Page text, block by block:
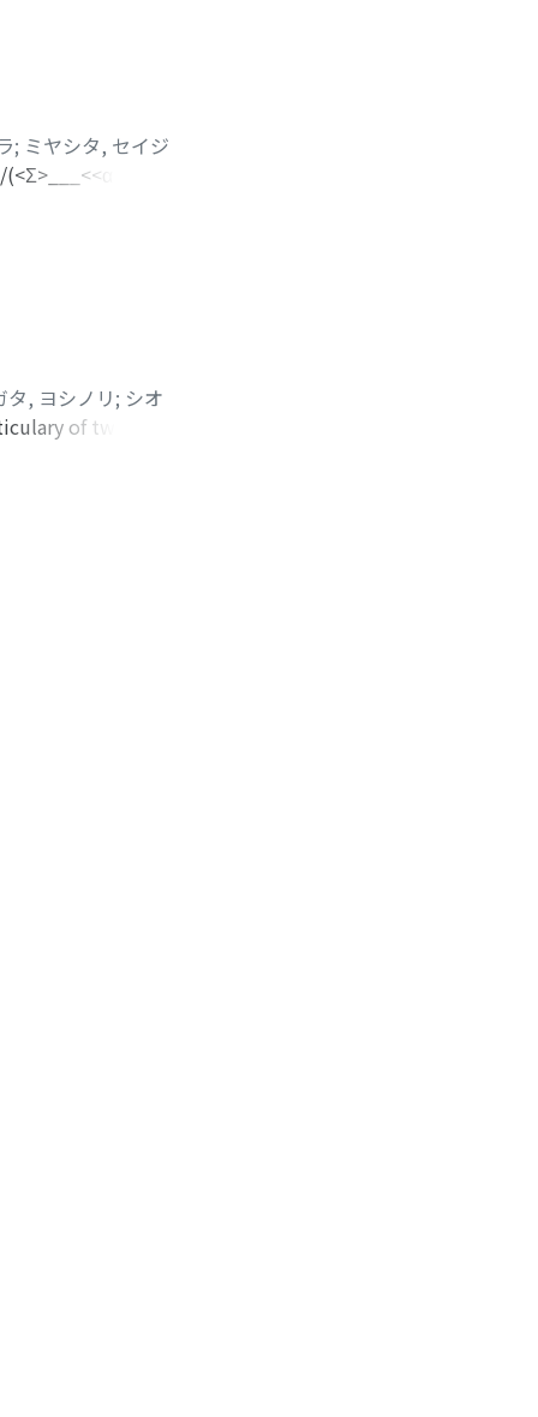
; ミヤシタ, セイジ
態|α>を
率でとり出す方
いるような
ている古典系で
βH)α>が一般
Monte Carlo法に
タ, ヨシノリ; シオ
of two and
usual Curie-